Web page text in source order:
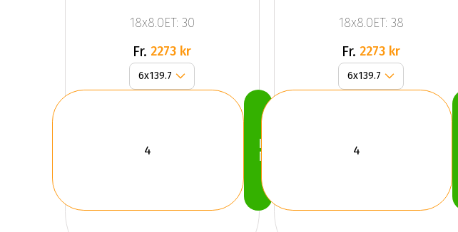
Gloss
18x8.0ET: 30
Fr. 2273 kr
Köp
Nu
Gloss
18x8.0ET: 38
Fr. 2273 kr